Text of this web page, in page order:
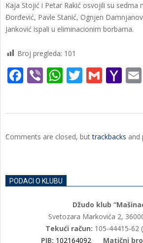
Kaja Stojić i Petar Rakić osvojili su sedma
Đorđević, Pavle Stanić, Ognjen
Janković ispali u eliminacionim borbama.
Broj pregleda: 101
Facebook
ViberWhatsApp
Twitter
Gmail
Comments are closed, buttrackbacks and
PODACI O KLUBU
Džudo klub
Svetozara Markovića 2,
Tekući račun: 105-44415-62
PIB: 102164092 Matični